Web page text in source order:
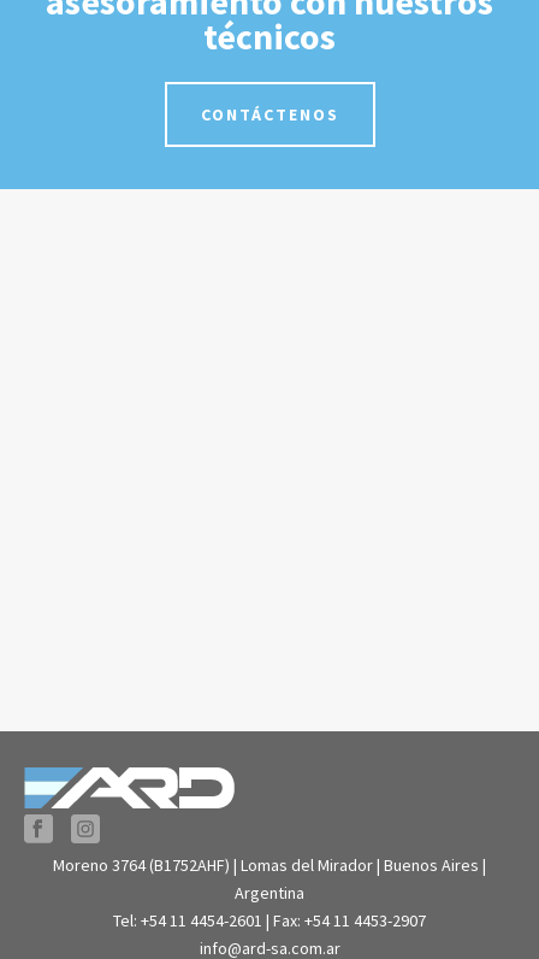
técnicos
CONTÁCTENOS
Moreno 3764 (B1752AHF) | Lomas del Mirador | Buenos Aires |
Argentina
Tel: +54 11 4454-2601 | Fax: +54 11 4453-2907
info@ard-sa.com.ar